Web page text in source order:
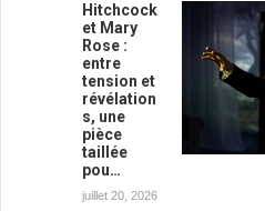
Hitchcock
et Mary
Rose :
entre
tension et
révélation
s, une
pièce
taillée
pou…
juillet 20, 2026